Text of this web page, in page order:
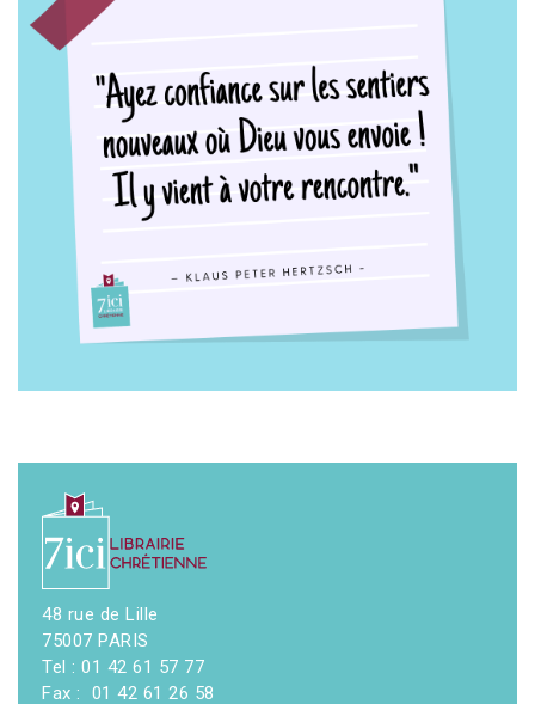
48 rue de Lille
75007 PARIS
Tel : 01 42 61 57 77
Fax : 01 42 61 26 58